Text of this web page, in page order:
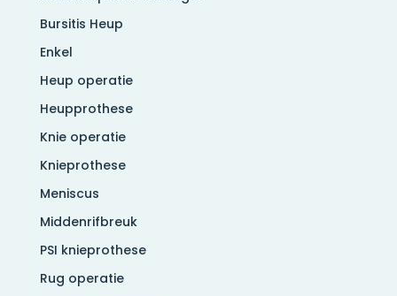
Bursitis Heup
Enkel
Heup operatie
Heupprothese
Knie operatie
Knieprothese
Meniscus
Middenrifbreuk
PSI knieprothese
Rug operatie